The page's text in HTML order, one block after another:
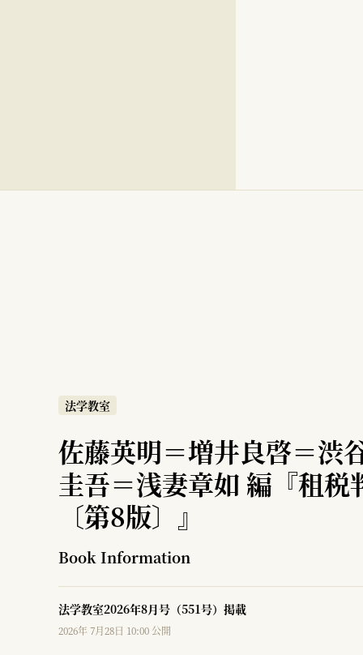
法学教室
佐藤英明＝増井良啓＝
圭吾＝浅妻章如 編『租税
〔第8版〕』
Book Information
法学教室2026年8月号（551号）掲載
2026年 7月28日 10:00 公開